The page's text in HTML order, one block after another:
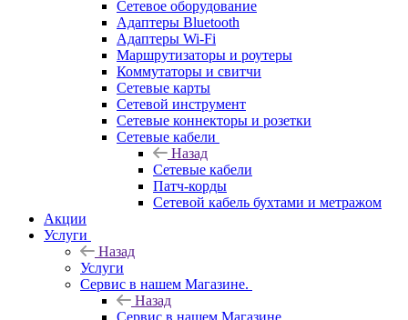
Сетевое оборудование
Адаптеры Bluetooth
Адаптеры Wi-Fi
Маршрутизаторы и роутеры
Коммутаторы и свитчи
Сетевые карты
Сетевой инструмент
Сетевые коннекторы и розетки
Сетевые кабели
Назад
Сетевые кабели
Патч-корды
Сетевой кабель бухтами и метражом
Акции
Услуги
Назад
Услуги
Сервис в нашем Магазине.
Назад
Сервис в нашем Магазине.